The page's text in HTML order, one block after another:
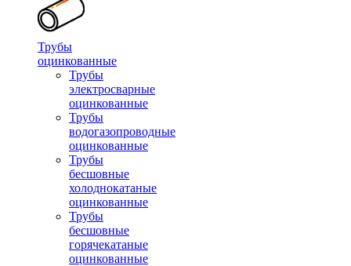
Трубы
оцинкованные
Трубы
электросварные
оцинкованные
Трубы
водогазопроводные
оцинкованные
Трубы
бесшовные
холоднокатаные
оцинкованные
Трубы
бесшовные
горячекатаные
оцинкованные